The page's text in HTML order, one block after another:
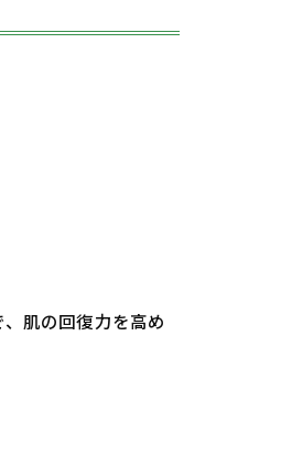
肌の回復力を高め